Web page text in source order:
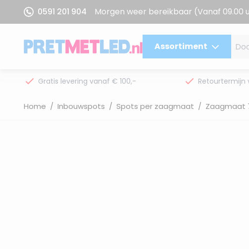
Ga naar de inhoud
0591 201 904 Morgen weer bereikbaar (Vanaf 09.00
Assortiment
Gratis levering vanaf € 100,- Retourtermijn
Home / Inbouwspots / Spots per zaagmaat / Zaagmaat